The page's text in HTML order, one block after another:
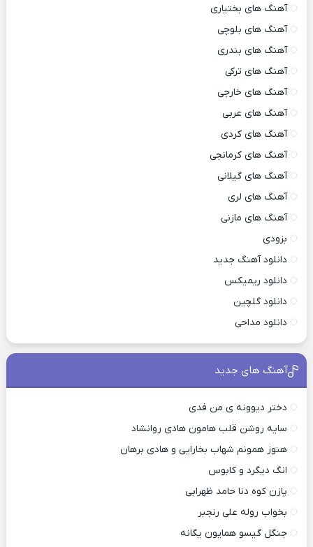
آهنگ های بختیاری
آهنگ های بلوچی
آهنگ های بندری
آهنگ های ترکی
آهنگ های خارجی
آهنگ های عربی
آهنگ های کردی
آهنگ های کرمانجی
آهنگ های گیلانی
آهنگ های لری
آهنگ های مازنی
بزودی
دانلود آهنگ جدید
دانلود ریمیکس
دانلود گلچین
دانلود مداحی
آهنگ های جدید
دختر دیوونه ی من فدی
سایه روشن قلب هامون هادی روانشاد
هنوز همونم شهاب بخارایی و هادی برهان
انگ دیگرد و کابوس
پازن کوه دنا حامد ظهرابی
بخواب روله علی رنجبر
جنگل گیسو همایون یگانه